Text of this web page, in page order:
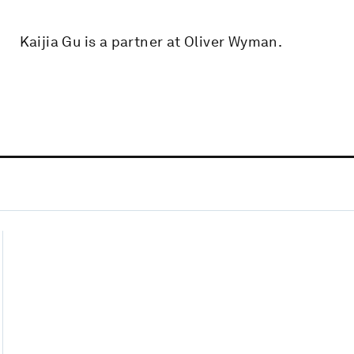
Kaijia Gu is a partner at Oliver Wyman.